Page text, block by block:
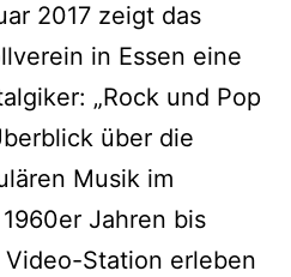
2017 zeigt das
in Essen eine
„Rock und Pop
über die
Musik im
Jahren bis
Station erleben